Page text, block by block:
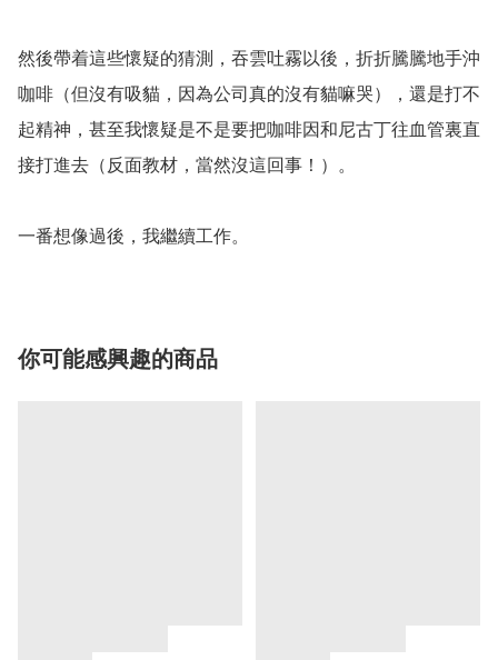
然後帶着這些懷疑的猜測，吞雲吐霧以後，折折騰騰地手沖
咖啡（但沒有吸貓，因為公司真的沒有貓嘛哭），還是打不
起精神，甚至我懷疑是不是要把咖啡因和尼古丁往血管裏直
接打進去（反面教材，當然沒這回事！）。
一番想像過後，我繼續工作。
你可能感興趣的商品